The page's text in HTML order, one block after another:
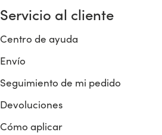
Servicio al cliente
Centro de ayuda
Envío
Seguimiento de mi pedido
Devoluciones
Cómo aplicar